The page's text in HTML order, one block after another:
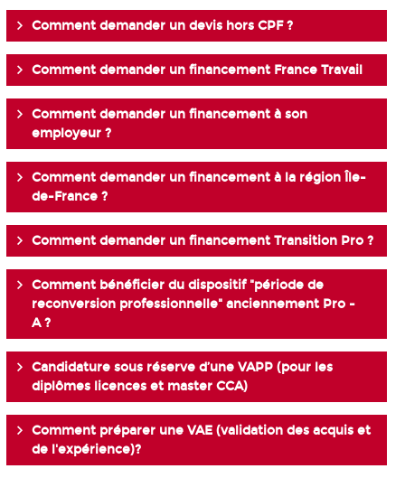
Comment demander un devis hors CPF ?
Comment demander un financement France Travail
Comment demander un financement à son
employeur ?
Comment demander un financement à la région Île-
de-France ?
Comment demander un financement Transition Pro ?
Comment bénéficier du dispositif "période de
reconversion professionnelle" anciennement Pro -
A ?
Candidature sous réserve d’une VAPP (pour les
diplômes licences et master CCA)
Comment préparer une VAE (validation des acquis et
de l'expérience)?